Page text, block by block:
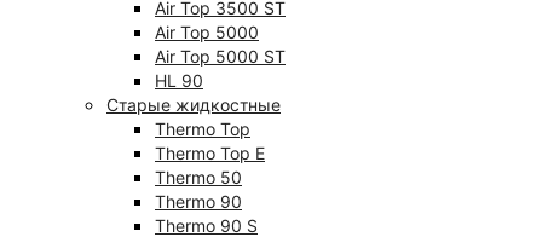
Air Top 3500 ST
Air Top 5000
Air Top 5000 ST
HL 90
Старые жидкостные
Thermo Top
Thermo Top E
Thermo 50
Thermo 90
Thermo 90 S